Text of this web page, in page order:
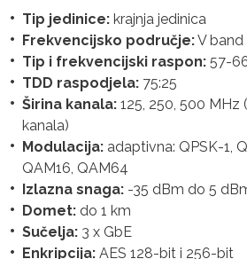
Tip jedinice: krajnja jedinica
Frekvencijsko područje:V band
Tip i frekvencijski raspon: 57-
TDD raspodjela: 75:25
Širina kanala: 125, 250, 500 MHz
kanala)
Modulacija: adaptivna: QPSK-1,
QAM16, QAM64
Izlazna snaga: -35 dBm do 5
Domet: do 1 km
Sučelja: 3 x GbE
Enkripcija: AES 128-bit i 256-bit